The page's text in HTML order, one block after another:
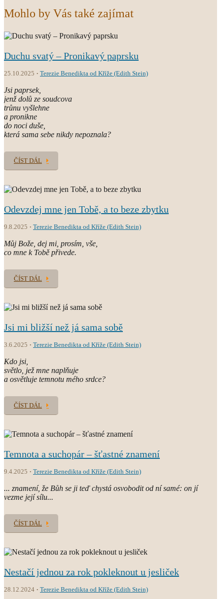
Mohlo by Vás také zajímat
Duchu svatý – Pronikavý paprsku
25.10.2025 Terezie Benedikta od Kříže (Edith Stein)
Jsi paprsek,
jenž dolů ze soudcova
trůnu vyšlehne
a pronikne
do noci duše,
která sama sebe nikdy nepoznala?
ČÍST DÁL
Odevzdej mne jen Tobě, a to beze zbytku
9.8.2025 Terezie Benedikta od Kříže (Edith Stein)
Můj Bože, dej mi, prosím, vše,
co mne k Tobě přivede.
ČÍST DÁL
Jsi mi bližší než já sama sobě
3.6.2025 Terezie Benedikta od Kříže (Edith Stein)
Kdo jsi,
světlo, jež mne naplňuje
a osvětluje temnotu mého srdce?
ČÍST DÁL
Temnota a suchopár – šťastné znamení
9.4.2025 Terezie Benedikta od Kříže (Edith Stein)
... znamení, že Bůh se ji teď chystá osvobodit od ní samé: on jí
vezme její sílu...
ČÍST DÁL
Nestačí jednou za rok pokleknout u jesliček
28.12.2024 Terezie Benedikta od Kříže (Edith Stein)